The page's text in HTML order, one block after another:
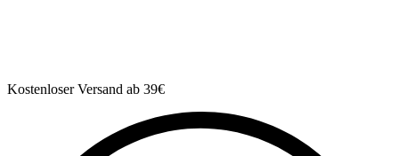
Kostenloser Versand ab 39€